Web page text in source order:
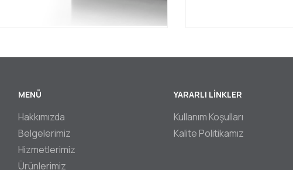
MENÜ
Hakkımızda
Belgelerimiz
Hizmetlerimiz
Ürünlerimiz
YARARLI LİNKLER
Kullanım Koşulları
Kalite Politikamız